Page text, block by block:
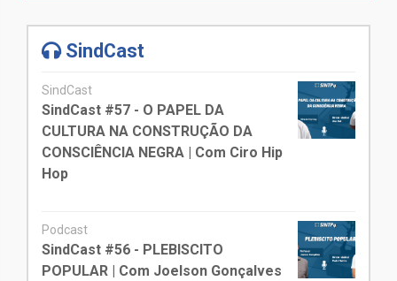
SindCast
SindCast
SindCast #57 - O PAPEL DA
CULTURA NA CONSTRUÇÃO DA
CONSCIÊNCIA NEGRA | Com Ciro Hip
Hop
Podcast
SindCast #56 - PLEBISCITO
POPULAR | Com Joelson Gonçalves